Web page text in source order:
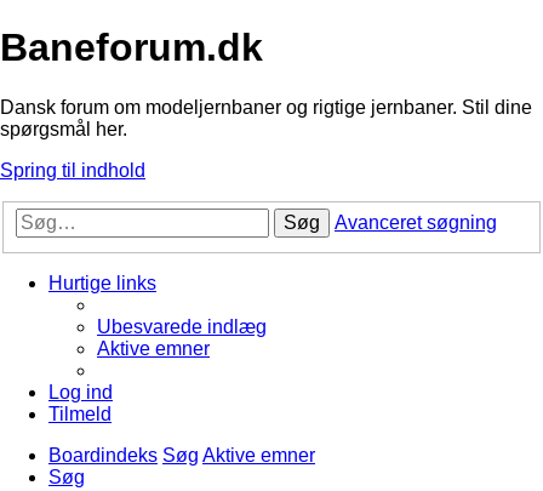
Baneforum.dk
Dansk forum om modeljernbaner og rigtige jernbaner. Stil dine
spørgsmål her.
Spring til indhold
Søg Avanceret søgning
Hurtige links
Ubesvarede indlæg
Aktive emner
Log ind
Tilmeld
Boardindeks Søg Aktive emner
Søg